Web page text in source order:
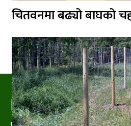
चितवनमा बढ्यो बाघको
PRAKRITIPRESS